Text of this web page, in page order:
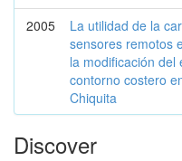
2005
La utilidad de la
sensores remotos
la modificación del
contorno costero
Chiquita
Discover